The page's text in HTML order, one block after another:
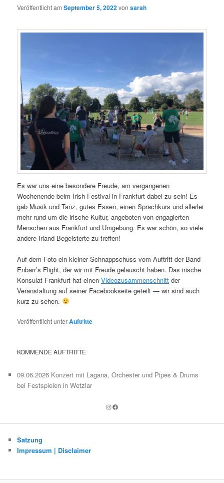
Veröffentlicht amSeptember 5, 2022vonsarah
Es war uns eine besondere Freude, am vergangenen
Wochenende beim Irish Festival in Frankfurt dabei zu sein! Es
gab Musik und Tanz, gutes Essen, einen Sprachkurs und allerlei
mehr rund um die irische Kultur, angeboten von engagierten
Menschen aus Frankfurt und Umgebung. Es war schön, so viele
andere Irland-Begeisterte zu treffen!
Auf dem Foto ein kleiner Schnappschuss vom Auftritt der Band
Enbarr’s Flight, der wir mit Freude gelauscht haben. Das irische
Konsulat Frankfurt hat einenVideozusammenschnitt der
Veranstaltung auf seiner Facebookseite geteilt — wir sind auch
kurz zu sehen.
Veröffentlicht unterAuftritte
KOMMENDE AUFTRITTE
09.06.2026 Konzert mit Lagana, Orchester und Pipes & Drums
bei Festspielen in Wetzlar
Instagram
Facebook
Satzung
Impressum | Disclaimer